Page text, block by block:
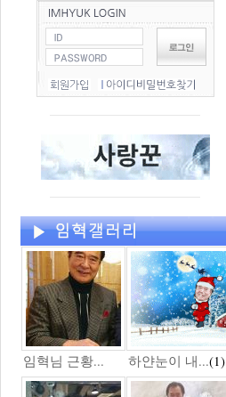
임혁님 근황... 하얀눈이 내...(1)